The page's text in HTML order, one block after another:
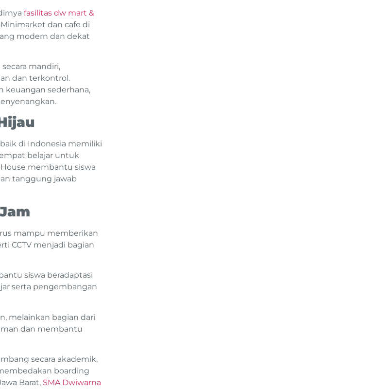
fasilitas dw mart &
dan cafe di
modern dan dekat
mandiri,
dan terkontrol.
keuangan sederhana,
di Indonesia memiliki
belajar untuk
membantu siswa
tanggung jawab
mampu memberikan
CCTV menjadi bagian
siswa beradaptasi
serta pengembangan
melainkan bagian dari
dan membantu
secara akademik,
boarding
Barat, SMA Dwiwarna